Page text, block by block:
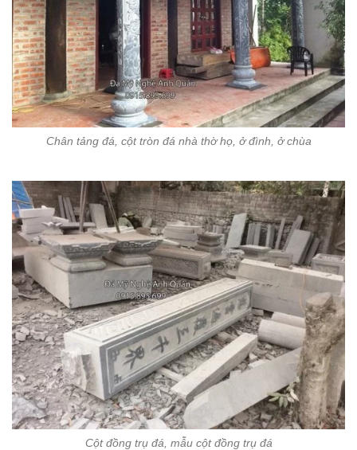
Chân tảng đá, cột tròn đá nhà thờ họ, ở đình, ở chùa
Cột đồng trụ đá, mẫu cột đồng trụ đá